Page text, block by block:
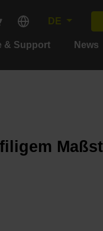
DE
& Support News